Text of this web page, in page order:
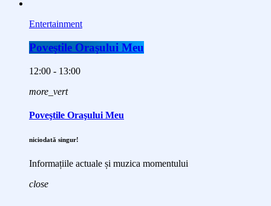
Entertainment
Poveştile Oraşului Meu
12:00 - 13:00
more_vert
Poveştile Oraşului Meu
niciodată singur!
Informațiile actuale și muzica momentului
close